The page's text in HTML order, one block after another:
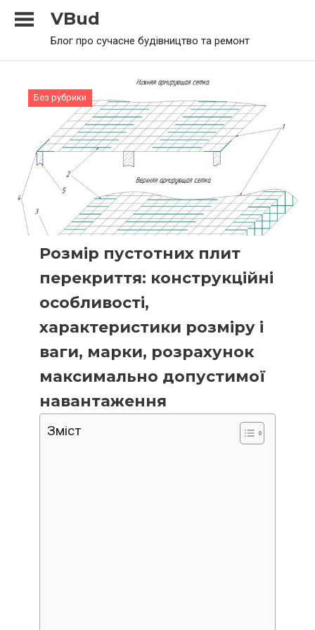
VBud
Блог про сучасне будівництво та ремонт
Без рубрики
Розмір пустотних плит
перекриття: конструкційні
особливості,
характеристики розміру і
ваги, марки, розрахунок
максимально допустимої
навантаження
Зміст